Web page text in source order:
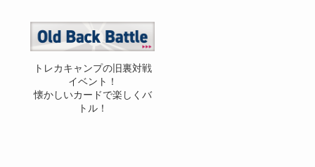
トレカキャンプの旧裏対戦
イベント！
懐かしいカードで楽しくバ
トル！